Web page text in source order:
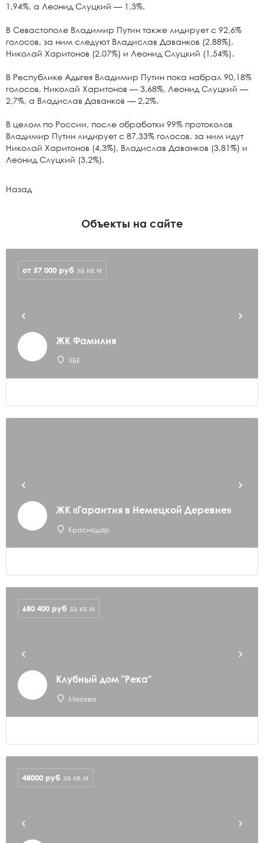
1,94%, а Леонид Слуцкий — 1,3%.
В Севастополе Владимир Путин также лидирует с 92,6%
голосов, за ним следуют Владислав Даванков (2,88%),
Николай Харитонов (2,07%) и Леонид Слуцкий (1,54%).
В Республике Адыгея Владимир Путин пока набрал 90,18%
голосов, Николай Харитонов — 3,68%, Леонид Слуцкий —
2,7%, а Владислав Даванков — 2,2%.
В целом по России, после обработки 99% протоколов
Владимир Путин лидирует с 87,33% голосов, за ним идут
Николай Харитонов (4,3%), Владислав Даванков (3,81%) и
Леонид Слуцкий (3,2%).
Назад
Объекты на сайте
ЖК Фамилия
ХБК
от 57 000 руб за кв.м
ЖК «Гарантия в Немецкой Деревне»
Краснодар
Клубный дом "Река"
Москва
680 400 руб за кв.м
48000 руб за кв.м